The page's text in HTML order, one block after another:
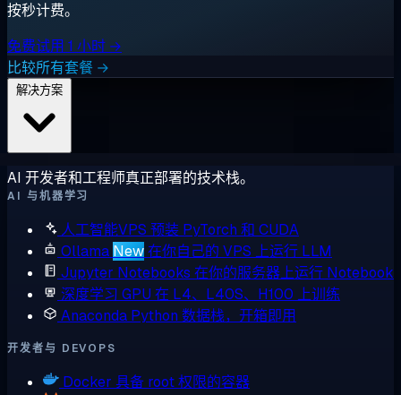
按秒计费。
免费试用 1 小时 →
比较所有套餐 →
AI 开发者和工程师真正部署的技术栈。
AI 与机器学习
人工智能VPS 预装 PyTorch 和 CUDA
Ollama New在你自己的 VPS 上运行 LLM
Jupyter Notebooks 在你的服务器上运行 Notebook
深度学习 GPU 在 L4、L40S、H100 上训练
Anaconda Python 数据栈，开箱即用
开发者与 DEVOPS
Docker 具备 root 权限的容器